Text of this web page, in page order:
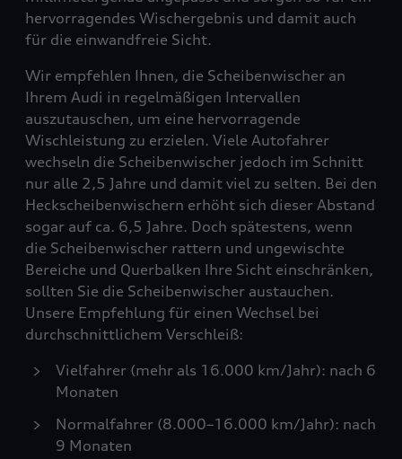
hervorragendes Wischergebnis und damit auch
für die einwandfreie Sicht.
Wir empfehlen Ihnen, die Scheibenwischer an
Ihrem Audi in regelmäßigen Intervallen
auszutauschen, um eine hervorragende
Wischleistung zu erzielen. Viele Autofahrer
wechseln die Scheibenwischer jedoch im Schnitt
nur alle 2,5 Jahre und damit viel zu selten. Bei den
Heckscheibenwischern erhöht sich dieser Abstand
sogar auf ca. 6,5 Jahre. Doch spätestens, wenn
die Scheibenwischer rattern und ungewischte
Bereiche und Querbalken Ihre Sicht einschränken,
sollten Sie die Scheibenwischer austauchen.
Unsere Empfehlung für einen Wechsel bei
durchschnittlichem Verschleiß:
Vielfahrer (mehr als 16.000 km/Jahr): nach 6
Monaten
Normalfahrer (8.000–16.000 km/Jahr): nach
9 Monaten